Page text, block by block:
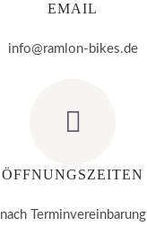
EMAIL
info@ramlon-bikes.de
ÖFFNUNGSZEITEN
nach Terminvereinbarung